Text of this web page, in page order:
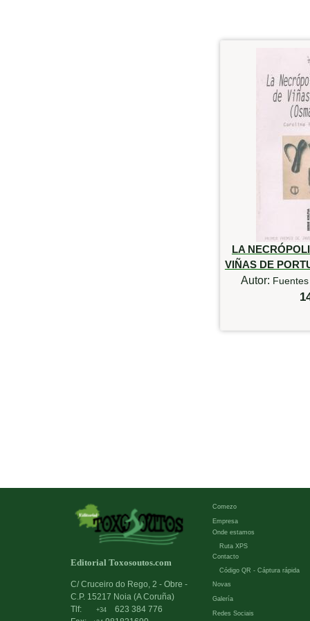
LA
VIÑAS DE
Autor:
Editorial Toxosoutos.com
C/ Cruceiro do Rego, 2 - Obre -
C.P. 15217 Noia (A Coruña)
Tlf:
+34
623 384 776
Comezo
Empresa
Onde estamos
Ruta XPS
Contacto
Código QR - Cáptura rápida
Novas
Galería
Redes Sociais